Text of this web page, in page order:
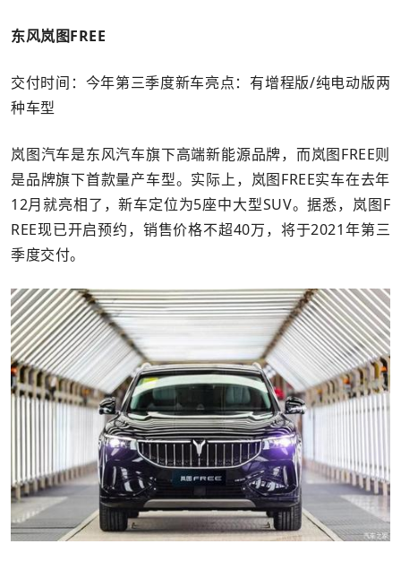
东风岚图FREE
交付时间：今年第三季度新车亮点：有增程版/纯电动版两
种车型
岚图汽车是东风汽车旗下高端新能源品牌，而岚图FREE则
是品牌旗下首款量产车型。实际上，岚图FREE实车在去年
12月就亮相了，新车定位为5座中大型SUV。据悉，岚图F
REE现已开启预约，销售价格不超40万，将于2021年第三
季度交付。